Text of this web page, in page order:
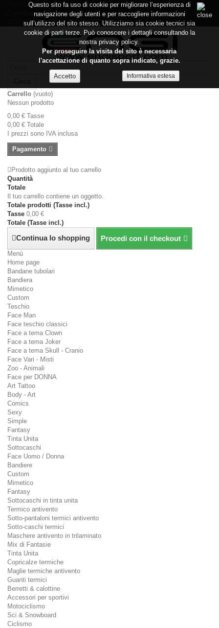
Contattaci
Contattaci subito:+39 337487719
Carrello (vuoto)
Nessun prodotto
0,00 € Tasse
0,00 € Totale
I prezzi sono IVA inclusa
Pagamento
Prodotto aggiunto al tuo carrello
Quantità
Totale
Il tuo carrello contiene un oggetto.
Totale prodotti (Tasse incl.)
Tasse 0,00 €
Totale (Tasse incl.)
Continua lo shopping Procedi con il checkout
Menù
Home page
Bandane tubolari
Bandiera
Mimetico
Custom
Teschio
Face Man
Face teschio classici
Face a tema Clown
Face a tema Joker
Face a tema Skull - Cranio
Face Vari - Misti
Zoo - Animali
Face per DONNA
Art Tattoo
Body - Art
Comics
Sexy
Simple
Fantasy
Tinta Unita
Sottocaschi
Face Uomo / Donna
Bandiere
Custom
Mimetico
Fantasy
Sottocaschi in tinta unita
Termico antivento
Sotto-pantaloni termici antivento
Sotto-caschi termici
Maschere antivento in trilaminato
Mix di Fantasie
Tinta Unita
Copricalze termiche
Maglie termiche antivento
Guanti termici
Berretti & calottine
Accessori per sportivi
Motociclismo
Sci & Snowboard
Ciclismo
Questo sito fa uso di cookie per migliorare l’esperienza di
navigazione degli utenti e per raccogliere informazioni
sull’utilizzo del sito stesso. Utilizziamo sia cookie tecnici sia
cookie di parti terze. Può conoscere i dettagli consultando la
nostra privacy policy.
Per proseguire la visita del sito è necessaria
l'accettazione di quanto sopra indicato, grazie.
Informativa estesa